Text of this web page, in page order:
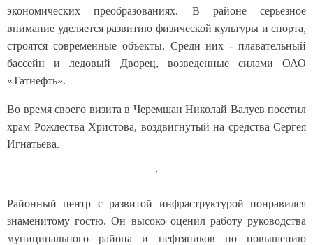
экономических преобразованиях. В районе серьезное
внимание уделяется развитию физической культуры и спорта,
строятся современные объекты. Среди них - плавательный
бассейн и ледовый Дворец, возведенные силами ОАО
«Татнефть».
Во время своего визита в Черемшан Николай Валуев посетил
храм Рождества Христова, воздвигнутый на средства Сергея
Игнатьева.
Районный центр с развитой инфраструктурой понравился
знаменитому гостю. Он высоко оценил работу руководства
муниципального района и нефтяников по повышению